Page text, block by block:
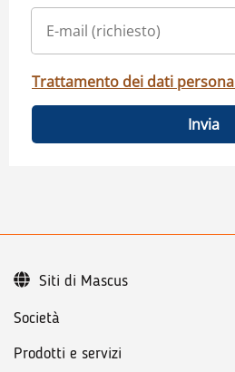
Trattamento dei dati
Invia
Società
Prodotti e servizi
Siti di Mascus